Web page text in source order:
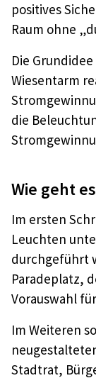
positives
Raum ohne
Die
Wiesentarm
die
Wie geht
Im ersten
Leuchten
durchgeführt
Paradeplatz,
Vorauswahl
Im Weiteren
Stadtrat,